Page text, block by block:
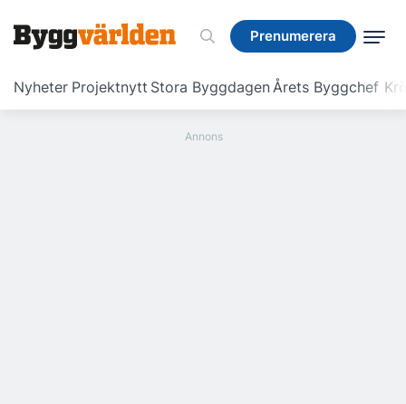
Prenumerera
Nyheter Projektnytt Stora ByggdagenÅrets Byggchef
Prenumerera